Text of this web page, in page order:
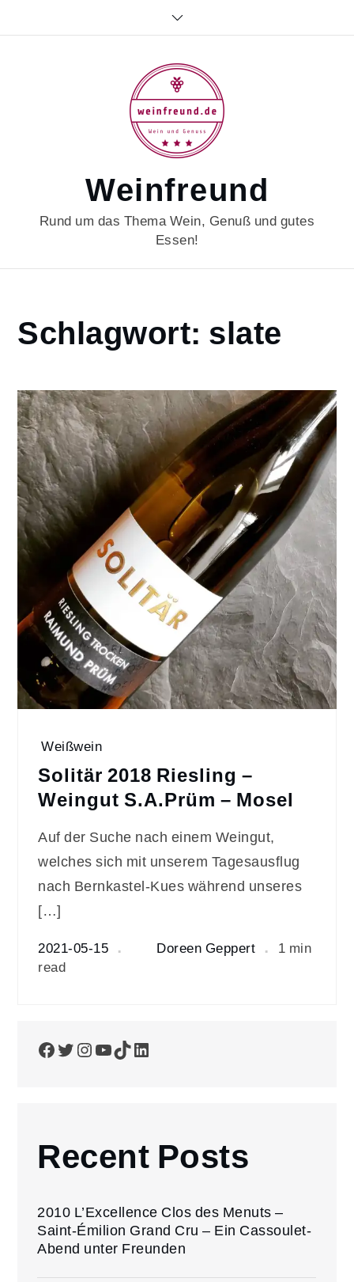
Weinfreund
Rund um das Thema Wein, Genuß und gutes
Essen!
Home
slate
Schlagwort: slate
Weißwein
Solitär 2018 Riesling –
Weingut S.A.Prüm – Mosel
Auf der Suche nach einem Weingut,
welches sich mit unserem Tagesausflug
nach Bernkastel-Kues während unseres
[…]
2021-05-15 Doreen Geppert
1 min
read
Facebook
Twitter
Instagram
YouTube
TikTokLinkedIn
Recent Posts
2010 L’Excellence Clos des Menuts –
Saint-Émilion Grand Cru – Ein Cassoulet-
Abend unter Freunden